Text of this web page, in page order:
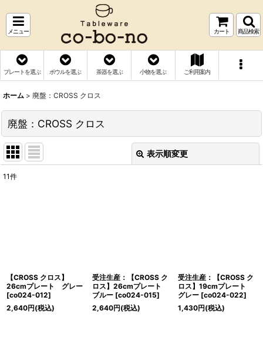
メニュー カート 商品検索
プレートを選ぶ ボウルを選ぶ 茶器を選ぶ 小物を選ぶ ご利用案内
ホーム > 廃盤：CROSS クロス
廃盤：CROSS クロス
表示順変更
11件
【CROSS クロス】
26cmプレート グレー
[co024-012]
2,640円(税込)
受注生産：【CROSS ク
ロス】26cmプレート
ブルー [co024-015]
2,640円(税込)
受注生産：【CROSS ク
ロス】19cmプレート
グレー [co024-022]
1,430円(税込)